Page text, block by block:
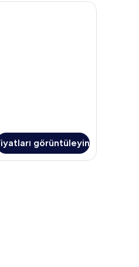
çarşaf takımı
Double Room | Masa, güneşlik/
görüntüleyin